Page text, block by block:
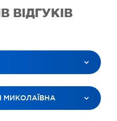
ВІДГУКІВ
МИКОЛАЇВНА